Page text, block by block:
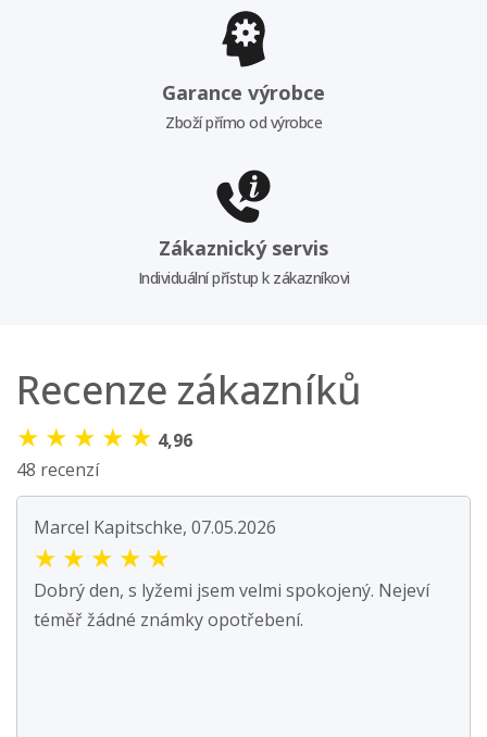
Garance výrobce
Zboží přímo od výrobce
Zákaznický servis
Individuální přístup k zákazníkovi
Recenze zákazníků
★ ★ ★ ★ ★ 4,96
48 recenzí
Marcel Kapitschke, 07.05.2026
★ ★ ★ ★ ★
Dobrý den, s lyžemi jsem velmi spokojený. Nejeví
téměř žádné známky opotřebení.